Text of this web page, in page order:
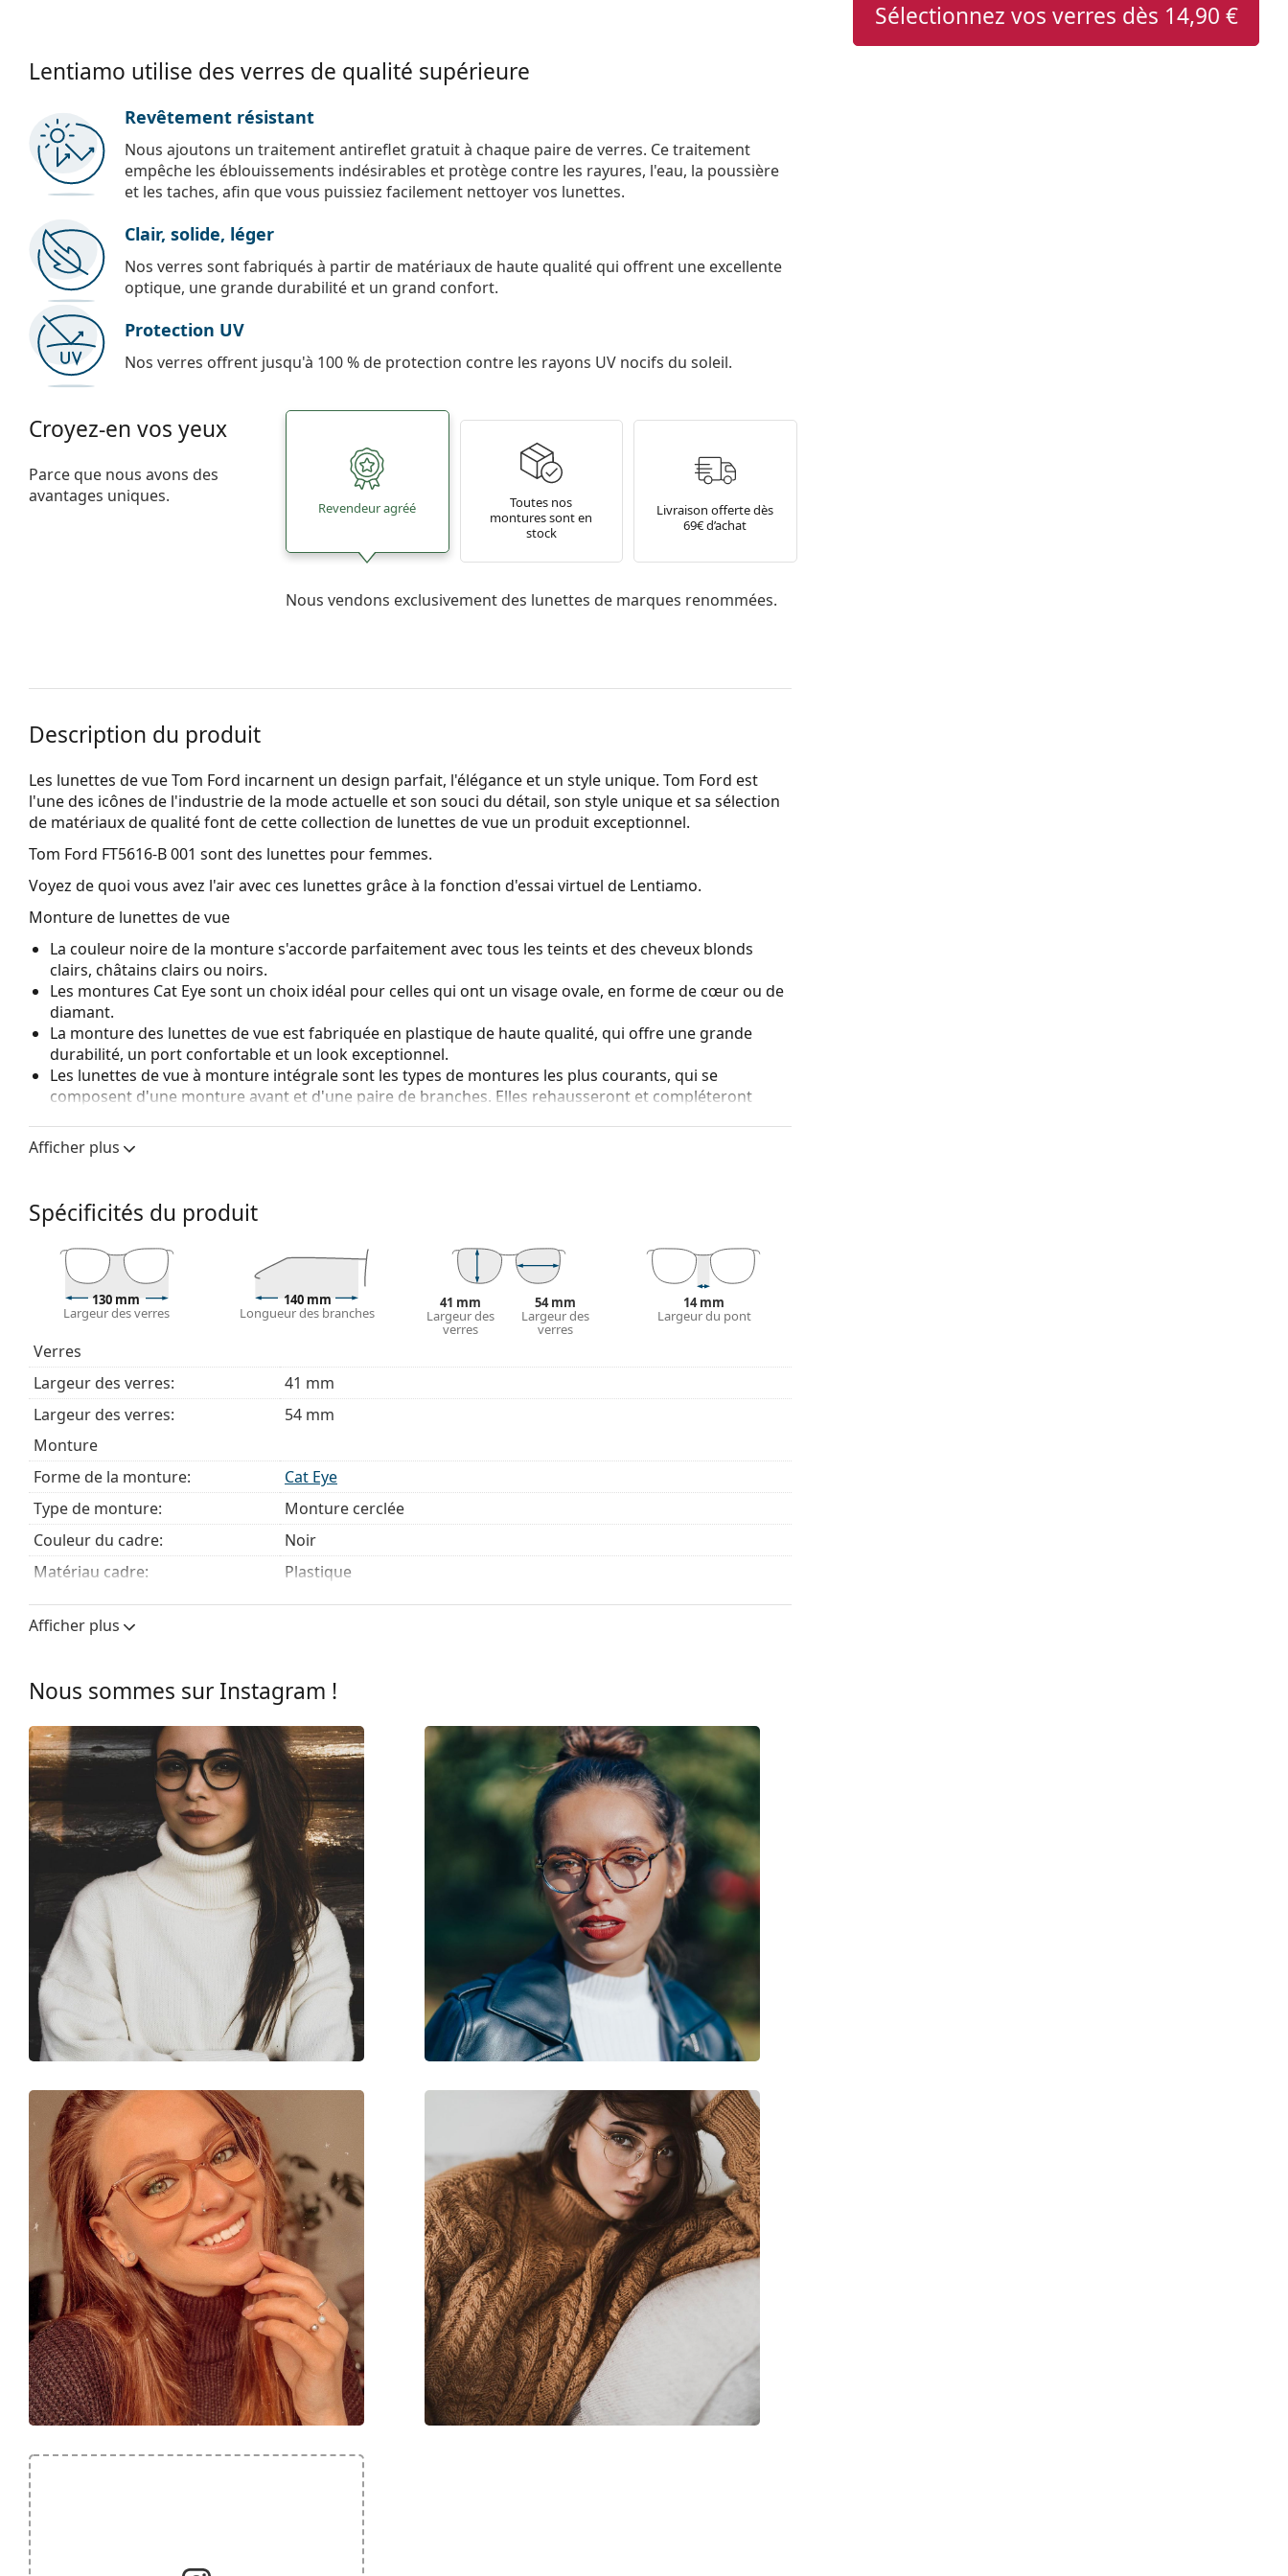
Sélectionnez vos verres dès 14,90 €
Lentiamo utilise des verres de qualité supérieure
Revêtement résistant
Nous ajoutons un traitement antireflet gratuit à chaque paire de verres. Ce traitement
empêche les éblouissements indésirables et protège contre les rayures, l'eau, la poussière
et les taches, afin que vous puissiez facilement nettoyer vos lunettes.
Clair, solide, léger
Nos verres sont fabriqués à partir de matériaux de haute qualité qui offrent une excellente
optique, une grande durabilité et un grand confort.
Protection UV
Nos verres offrent jusqu'à 100 % de protection contre les rayons UV nocifs du soleil.
Croyez-en vos yeux
Parce que nous avons des
avantages uniques.
Revendeur agréé
Toutes nos
montures sont en
stock
Livraison offerte dès
69€ d’achat
Nous vendons exclusivement des lunettes de marques renommées.
Description du produit
Les lunettes de vue Tom Ford incarnent un design parfait, l'élégance et un style unique. Tom Ford est
l'une des icônes de l'industrie de la mode actuelle et son souci du détail, son style unique et sa sélection
de matériaux de qualité font de cette collection de lunettes de vue un produit exceptionnel.
Tom Ford FT5616-B 001 sont des lunettes pour femmes.
Voyez de quoi vous avez l'air avec ces lunettes grâce à la fonction d'essai virtuel de Lentiamo.
Monture de lunettes de vue
La couleur noire de la monture s'accorde parfaitement avec tous les teints et des cheveux blonds
clairs, châtains clairs ou noirs.
Les montures Cat Eye sont un choix idéal pour celles qui ont un visage ovale, en forme de cœur ou de
diamant.
La monture des lunettes de vue est fabriquée en plastique de haute qualité, qui offre une grande
durabilité, un port confortable et un look exceptionnel.
Les lunettes de vue à monture intégrale sont les types de montures les plus courants, qui se
composent d'une monture avant et d'une paire de branches. Elles rehausseront et compléteront
fait qu'elles enferment entièrement le verre, et surtout leur protection contre les dommages. Ce type
de monture convient à tous les verres, y compris les verres de plus grande puissance optique.
Nous livrons les lunettes dans leur étui d'origine. La couleur de l'étui et son design peuvent varier.
Le chiffon fourni est idéal pour le nettoyage et l'entretien des lunettes. Certains modèles peuvent être
livrés avec un sac en tissu au lieu d'un chiffon.
Explorez la gamme complète delunettes de vue pour découvrir d'autres styles ou consultez notre
des lunettessi vous avez besoin d'aide pour choisir.
Ceci est un dispositif médical. Lisez le mode d'emploi avant l'utilisation.
Afficher plus
Spécificités du produit
130 mm
Largeur des verres
140 mm
Longueur des branches
41 mm
Largeur des
verres
54 mm
Largeur des
verres
14 mm
Largeur du pont
Verres
Largeur des verres:
41 mm
Largeur des verres:
54 mm
Monture
Forme de la monture:
Cat Eye
Type de monture:
Monture cerclée
Couleur du cadre:
Noir
Matériau cadre:
Plastique
Taille:
S
Largeur des verres:
Largeur du pont:
14 mm
Poids:
280 g
Plaquettes de nez ajustables:
Non
Accessoires
Étui:
Oui
Tissu de nettoyage:
Oui
Autres
Sexe:
Pour femmes
Catégorie:
Lunettes de vue
Marque:
Tom Ford
Code:
FT5616-B/V 001 54
Afficher plus
Nous sommes sur Instagram !